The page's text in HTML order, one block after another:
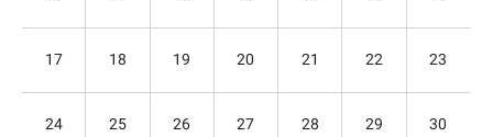
17 18 19 20 21 22 23
24 25 26 27 28 29 30